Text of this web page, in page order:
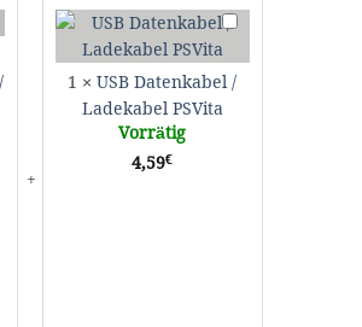
USB
Datenkabel
Ladekabel
PSVita
1 ×USB Datenkabel /
Ladekabel PSVita
Vorrätig
4,59€